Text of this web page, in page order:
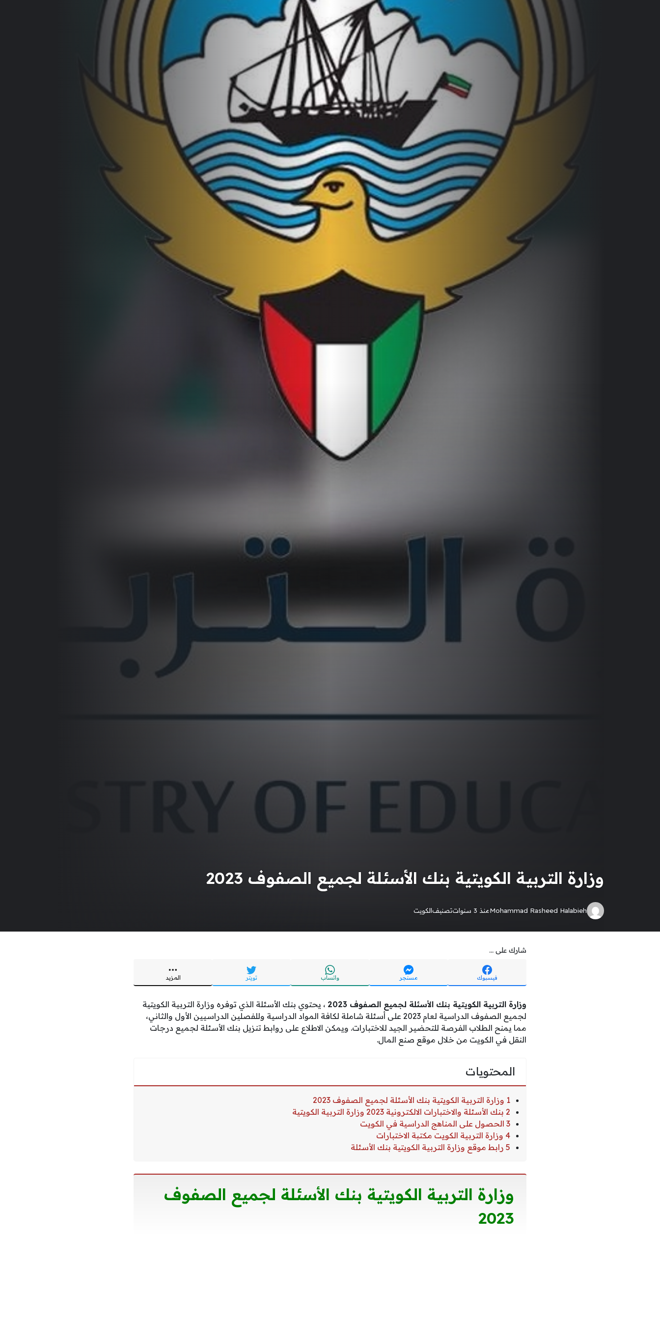
وزارة التربية الكويتية بنك الأسئلة لجميع الصفوف 2023
Mohammad Rasheed Halabiehمنذ 3 سنوات تصنيفالكويت
شارك على ...
فيسبوك مسنجر واتساب تويتر المزيد
وزارة التربية الكويتية بنك الأسئلة لجميع الصفوف 2023
، يحتوي بنك الأسئلة الذي توفره وزارة التربية الكويتية
لجميع الصفوف الدراسية لعام 2023 على أسئلة شاملة لكافة المواد الدراسية وللفصلين الدراسيين الأول والثاني،
مما يمنح الطلاب الفرصة للتحضير الجيد للاختبارات. ويمكن الاطلاع على روابط تنزيل بنك الأسئلة لجميع درجات
النقل في الكويت من خلال موقع صنع المال.
المحتويات
1 وزارة التربية الكويتية بنك الأسئلة لجميع الصفوف 2023
2 بنك الأسئلة والاختبارات الالكترونية 2023 وزارة التربية الكويتية
3 الحصول على المناهج الدراسية في الكويت
4 وزارة التربية الكويت مكتبة الاختبارات
5 رابط موقع وزارة التربية الكويتية بنك الأسئلة
وزارة التربية الكويتية بنك الأسئلة لجميع الصفوف
2023